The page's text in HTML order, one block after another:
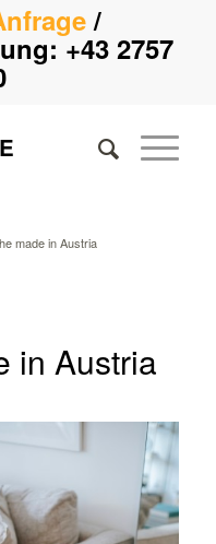
/
+43 2757
made in Austria
in Austria